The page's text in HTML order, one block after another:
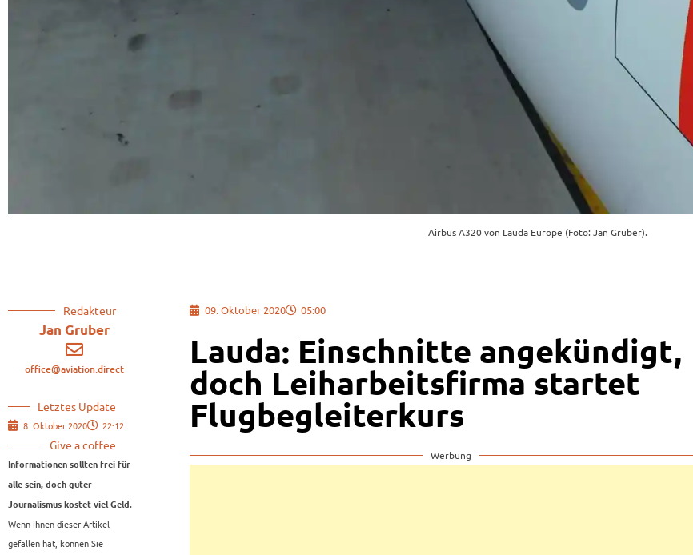
Airbus A320 von Lauda Europe (Foto: Jan Gruber).
Redakteur
Jan Gruber
office@aviation.direct
Letztes Update
8. Oktober 2020 22:12
Give a coffee
Informationen sollten frei für
alle sein, doch guter
Journalismus kostet viel Geld.
Wenn Ihnen dieser Artikel
gefallen hat, können Sie
09. Oktober 2020 05:00
Lauda: Einschnitte angekündigt,
doch Leiharbeitsfirma startet
Flugbegleiterkurs
Werbung